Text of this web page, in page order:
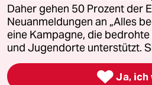
Feedback Redaktionsstatut
Leitlinie Informant
Seitenwende Einwilligungen
Daher gehen 50 Prozent der
Neuanmeldungen an „Alles
eine Kampagne, die
und Jugendorte unterstützt.
 Ja, ich